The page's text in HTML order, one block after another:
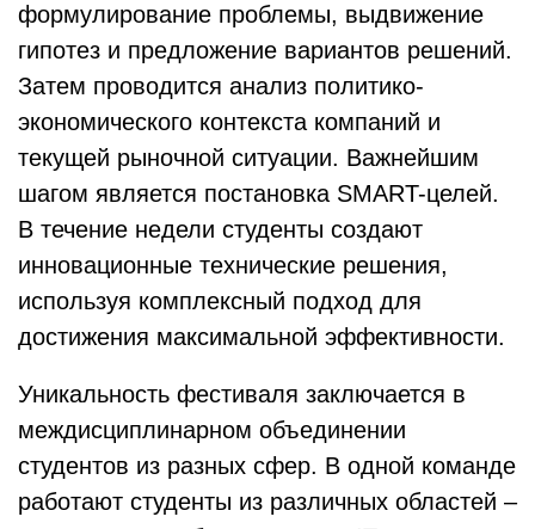
формулирование проблемы, выдвижение
гипотез и предложение вариантов решений.
Затем проводится анализ политико-
экономического контекста компаний и
текущей рыночной ситуации. Важнейшим
шагом является постановка SMART-целей.
В течение недели студенты создают
инновационные технические решения,
используя комплексный подход для
достижения максимальной эффективности.
Уникальность фестиваля заключается в
междисциплинарном объединении
студентов из разных сфер. В одной команде
работают студенты из различных областей –